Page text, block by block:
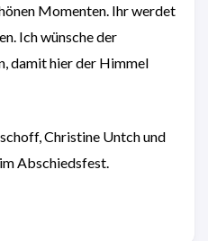
Momenten. Ihr werdet
Ich wünsche der
damit hier der Himmel